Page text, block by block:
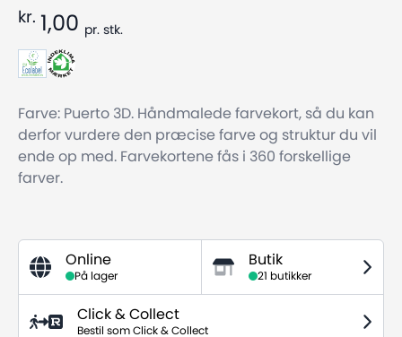
kr. 1,00 pr. stk.
Farve: Puerto 3D. Håndmalede farvekort, så du kan
derfor vurdere den præcise farve og struktur du vil
ende op med. Farvekortene fås i 360 forskellige
farver.
Online
På lager
Butik
21 butikker
Click & Collect
Bestil som Click & Collect